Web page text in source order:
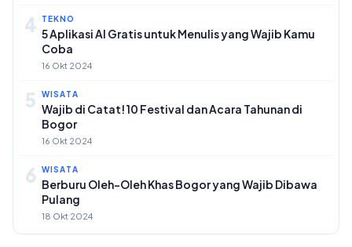
4 TEKNO
5 Aplikasi AI Gratis untuk Menulis yang Wajib Kamu
Coba
16 Okt 2024
5 WISATA
Wajib di Catat! 10 Festival dan Acara Tahunan di
Bogor
16 Okt 2024
6 WISATA
Berburu Oleh-Oleh Khas Bogor yang Wajib Dibawa
Pulang
18 Okt 2024